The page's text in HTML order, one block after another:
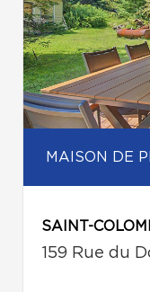
MAISON DE
SAINT-
159 Rue du